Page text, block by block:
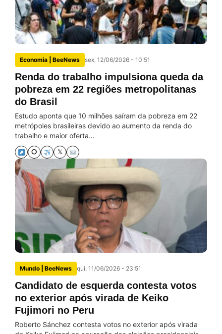
Economia | BeeNews sex, 12/06/2026 - 10:51
Renda do trabalho impulsiona queda da
pobreza em 22 regiões metropolitanas
do Brasil
Estudo aponta que 10 milhões saíram da pobreza em 22
metrópoles brasileiras devido ao aumento da renda do
trabalho e maior oferta…
⭘ 𝕏
Mundo | BeeNews qui, 11/06/2026 - 23:51
Candidato de esquerda contesta votos
no exterior após virada de Keiko
Fujimori no Peru
Roberto Sánchez contesta votos no exterior após virada